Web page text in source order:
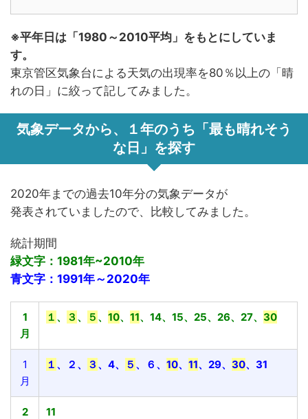
※平年日は「1980～2010平均」をもとにしていま
す。
東京管区気象台による天気の出現率を80％以上の「晴
れの日」に絞って記してみました。
気象データから、１年のうち「最も晴れそう
な日」を探す
2020年までの過去10年分の気象データが
発表されていましたので、比較してみました。
統計期間
緑文字：1981年~2010年
青文字：1991年～2020年
1
月
１ 、 ３ 、 ５ 、 10、 11、14、15、25、26、27、 30
1
月
１ 、２、 ３ 、4、 ５ 、６、 10、 11、29、 30、31
2
11